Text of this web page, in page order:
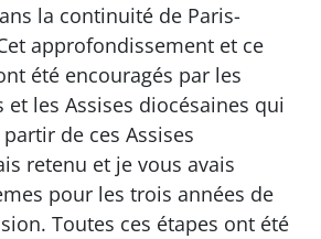
la continuité de Paris-
approfondissement et ce
été encouragés par les
les Assises diocésaines qui
de ces Assises
retenu et je vous avais
pour les trois années de
Toutes ces étapes ont été